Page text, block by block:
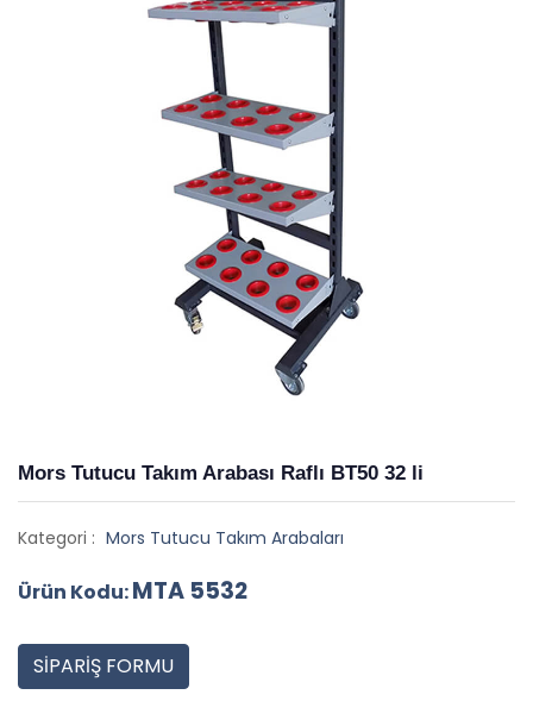
Mors Tutucu Takım Arabası Raflı BT50 32 li
Kategori : Mors Tutucu Takım Arabaları
Ürün Kodu:MTA 5532
SİPARİŞ FORMU